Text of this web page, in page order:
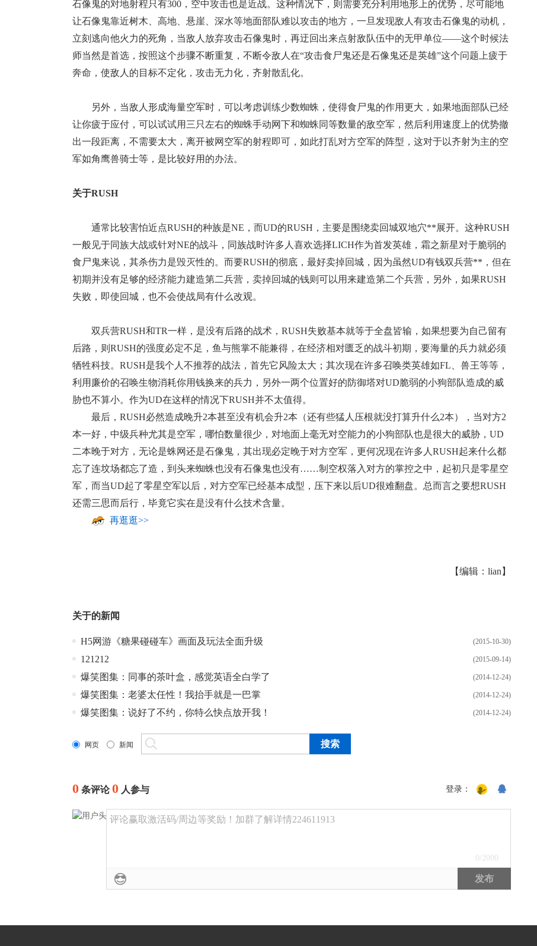
石像鬼的对地射程只有300，空中攻击也是近战。这种情况下，则需要充分利用地形上的优势，尽可能地
让石像鬼靠近树木、高地、悬崖、深水等地面部队难以攻击的地方，一旦发现敌人有攻击石像鬼的动机，
立刻逃向他火力的死角，当敌人放弃攻击石像鬼时，再迂回出来点射敌队伍中的无甲单位——这个时候法
师当然是首选，按照这个步骤不断重复，不断令敌人在“攻击食尸鬼还是石像鬼还是英雄”这个问题上疲于
奔命，使敌人的目标不定化，攻击无力化，齐射散乱化。
另外，当敌人形成海量空军时，可以考虑训练少数蜘蛛，使得食尸鬼的作用更大，如果地面部队已经
让你疲于应付，可以试试用三只左右的蜘蛛手动网下和蜘蛛同等数量的敌空军，然后利用速度上的优势撤
出一段距离，不需要太大，离开被网空军的射程即可，如此打乱对方空军的阵型，这对于以齐射为主的空
军如角鹰兽骑士等，是比较好用的办法。
关于RUSH
通常比较害怕近点RUSH的种族是NE，而UD的RUSH，主要是围绕卖回城双地穴**展开。这种RUSH
一般见于同族大战或针对NE的战斗，同族战时许多人喜欢选择LICH作为首发英雄，霜之新星对于脆弱的
食尸鬼来说，其杀伤力是毁灭性的。而要RUSH的彻底，最好卖掉回城，因为虽然UD有钱双兵营**，但在
初期并没有足够的经济能力建造第二兵营，卖掉回城的钱则可以用来建造第二个兵营，另外，如果RUSH
失败，即使回城，也不会使战局有什么改观。
双兵营RUSH和TR一样，是没有后路的战术，RUSH失败基本就等于全盘皆输，如果想要为自己留有
后路，则RUSH的强度必定不足，鱼与熊掌不能兼得，在经济相对匮乏的战斗初期，要海量的兵力就必须
牺牲科技。RUSH是我个人不推荐的战法，首先它风险太大；其次现在许多召唤类英雄如FL、兽王等等，
利用廉价的召唤生物消耗你用钱换来的兵力，另外一两个位置好的防御塔对UD脆弱的小狗部队造成的威
胁也不算小。作为UD在这样的情况下RUSH并不太值得。
最后，RUSH必然造成晚升2本甚至没有机会升2本（还有些猛人压根就没打算升什么2本），当对方2
本一好，中级兵种尤其是空军，哪怕数量很少，对地面上毫无对空能力的小狗部队也是很大的威胁，UD
二本晚于对方，无论是蛛网还是石像鬼，其出现必定晚于对方空军，更何况现在许多人RUSH起来什么都
忘了连坟场都忘了造，到头来蜘蛛也没有石像鬼也没有……制空权落入对方的掌控之中，起初只是零星空
军，而当UD起了零星空军以后，对方空军已经基本成型，压下来以后UD很难翻盘。总而言之要想RUSH
还需三思而后行，毕竟它实在是没有什么技术含量。
再逛逛>>
【编辑：lian】
关于的新闻
(2015-10-30)
H5网游《糖果碰碰车》画面及玩法全面升级
(2015-09-14)
121212
(2014-12-24)
爆笑图集：同事的茶叶盒，感觉英语全白学了
(2014-12-24)
爆笑图集：老婆太任性！我抬手就是一巴掌
(2014-12-24)
爆笑图集：说好了不约，你特么快点放开我！
网页 新闻
0 条评论0 人参与 登录：
评论赢取激活码/周边等奖励！加群了解详情224611913
0 /2000
发布